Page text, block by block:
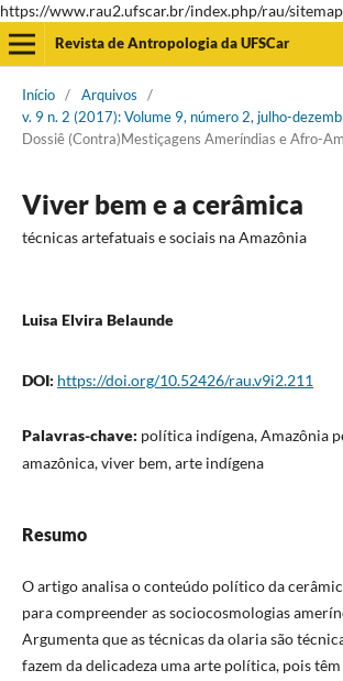
https://www.rau2.ufscar.br/index.php/rau/sitemap
Revista de Antropologia da UFSCar
Início / Arquivos
/
v. 9 n. 2 (2017): Volume 9, número 2, julho-
Dossiê (Contra)Mestiçagens Ameríndias e Afro-
Viver bem e a cerâmica
técnicas artefatuais e sociais na Amazônia
Luisa Elvira Belaunde
DOI: https://doi.org/10.52426/rau.v9i2.211
Palavras-chave: política indígena, Amazônia
amazônica, viver bem, arte indígena
Resumo
O artigo analisa o conteúdo político da
para compreender as sociocosmologias
Argumenta que as técnicas da olaria são
fazem da delicadeza uma arte política, pois